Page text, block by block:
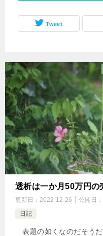
Tweet
透析は一か月50万円の
更新日： 2022-12-26 公開日：
日記
表題の如くなのだそう